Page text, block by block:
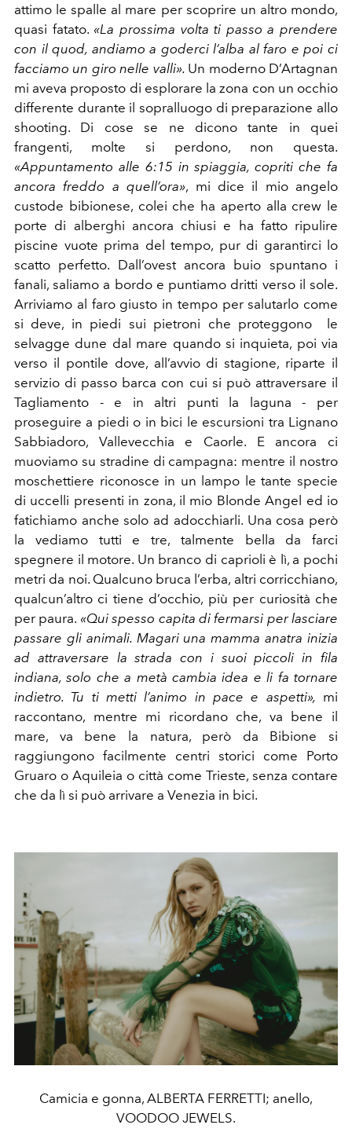
attimo le spalle al mare per scoprire un altro mondo,
quasi fatato. «La prossima volta ti passo a prendere
con il quod, andiamo a goderci l’alba al faro e poi ci
facciamo un giro nelle valli». Un moderno D’Artagnan
mi aveva proposto di esplorare la zona con un occhio
differente durante il sopralluogo di preparazione allo
shooting. Di cose se ne dicono tante in quei
frangenti, molte si perdono, non questa.
«Appuntamento alle 6:15 in spiaggia, copriti che fa
ancora freddo a quell’ora», mi dice il mio angelo
custode bibionese, colei che ha aperto alla crew le
porte di alberghi ancora chiusi e ha fatto ripulire
piscine vuote prima del tempo, pur di garantirci lo
scatto perfetto. Dall’ovest ancora buio spuntano i
fanali, saliamo a bordo e puntiamo dritti verso il sole.
Arriviamo al faro giusto in tempo per salutarlo come
si deve, in piedi sui pietroni che proteggono le
selvagge dune dal mare quando si inquieta, poi via
verso il pontile dove, all’avvio di stagione, riparte il
servizio di passo barca con cui si può attraversare il
Tagliamento - e in altri punti la laguna - per
proseguire a piedi o in bici le escursioni tra Lignano
Sabbiadoro, Vallevecchia e Caorle. E ancora ci
muoviamo su stradine di campagna: mentre il nostro
moschettiere riconosce in un lampo le tante specie
di uccelli presenti in zona, il mio Blonde Angel ed io
fatichiamo anche solo ad adocchiarli. Una cosa però
la vediamo tutti e tre, talmente bella da farci
spegnere il motore. Un branco di caprioli è lì, a pochi
metri da noi. Qualcuno bruca l’erba, altri corricchiano,
qualcun’altro ci tiene d’occhio, più per curiosità che
per paura. «Qui spesso capita di fermarsi per lasciare
passare gli animali. Magari una mamma anatra inizia
ad attraversare la strada con i suoi piccoli in fila
indiana, solo che a metà cambia idea e li fa tornare
indietro. Tu ti metti l’animo in pace e aspetti», mi
raccontano, mentre mi ricordano che, va bene il
mare, va bene la natura, però da Bibione si
raggiungono facilmente centri storici come Porto
Gruaro o Aquileia o città come Trieste, senza contare
che da lì si può arrivare a Venezia in bici.
Camicia e gonna, ALBERTA FERRETTI; anello,
VOODOO JEWELS.